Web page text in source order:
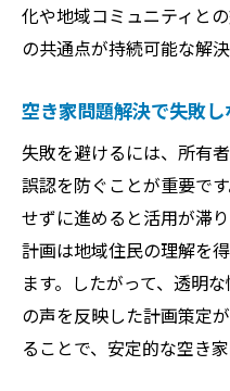
化や地域コミュニティと
の共通点が持続可能な解決
空き家問題解決で失敗
失敗を避けるには、所有
誤認を防ぐことが重要で
せずに進めると活用が滞
計画は地域住民の理解を
ます。したがって、透明
の声を反映した計画策定
ることで、安定的な空き